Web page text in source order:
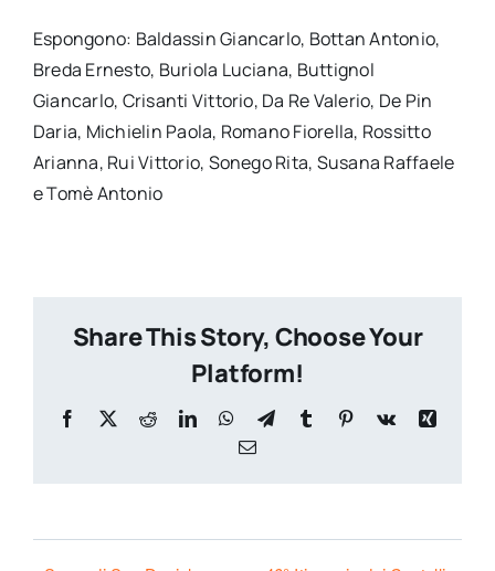
Espongono: Baldassin Giancarlo, Bottan Antonio,
Breda Ernesto, Buriola Luciana, Buttignol
Giancarlo, Crisanti Vittorio, Da Re Valerio, De Pin
Daria, Michielin Paola, Romano Fiorella, Rossitto
Arianna, Rui Vittorio, Sonego Rita, Susana Raffaele
e Tomè Antonio
Share This Story, Choose Your
Platform!
Facebook
X RedditLinkedInWhatsApp
TelegramTumblr Pinterest
Vk
Xing
Email